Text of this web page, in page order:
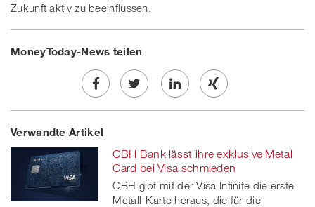
Zukunft aktiv zu beeinflussen.
MoneyToday-News teilen
Share
on
Facebook
Twe
on
twitt
Share
linkedin
Share
Xing
Verwandte Artikel
CBH Bank lässt ihre exklusive Metal
Card bei Visa schmieden
CBH gibt mit der Visa Infinite die erste
Metall-Karte heraus, die für die